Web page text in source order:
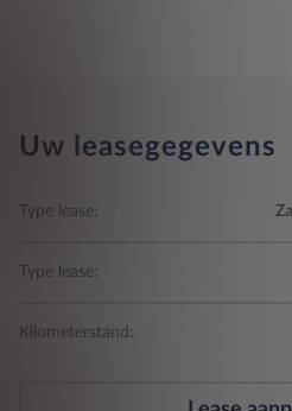
Uw leasegegevens
Type lease:
Type lease:
Kilometerstand: